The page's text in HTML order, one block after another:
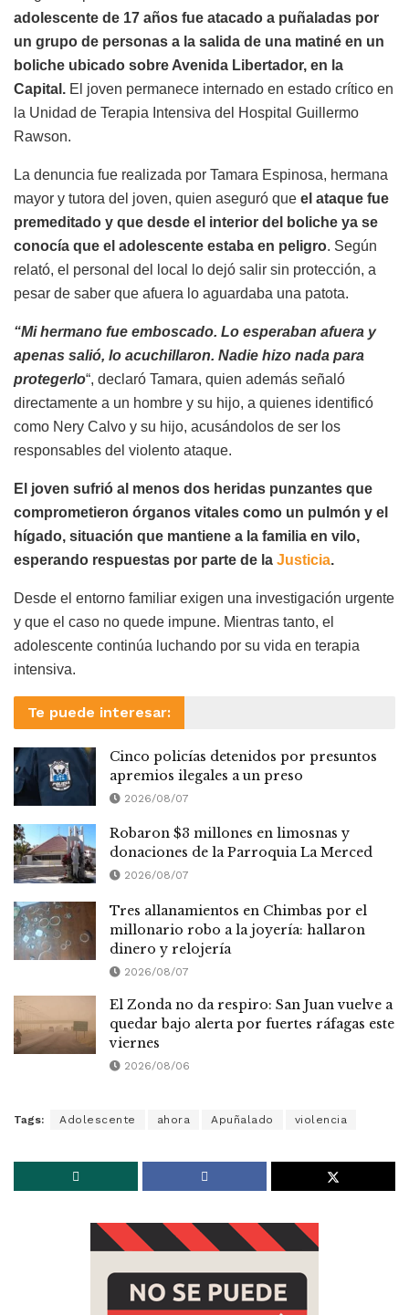
adolescente de 17 años fue atacado a puñaladas por
un grupo de personas a la salida de una matiné en un
boliche ubicado sobre Avenida Libertador, en la
Capital. El joven permanece internado en estado crítico en
la Unidad de Terapia Intensiva del Hospital Guillermo
Rawson.
La denuncia fue realizada por Tamara Espinosa, hermana
mayor y tutora del joven, quien aseguró que el ataque fue
premeditado y que desde el interior del boliche ya se
conocía que el adolescente estaba en peligro. Según
relató, el personal del local lo dejó salir sin protección, a
pesar de saber que afuera lo aguardaba una patota.
“Mi hermano fue emboscado. Lo esperaban afuera y
apenas salió, lo acuchillaron. Nadie hizo nada para
protegerlo“, declaró Tamara, quien además señaló
directamente a un hombre y su hijo, a quienes identificó
como Nery Calvo y su hijo, acusándolos de ser los
responsables del violento ataque.
El joven sufrió al menos dos heridas punzantes que
comprometieron órganos vitales como un pulmón y el
hígado, situación que mantiene a la familia en vilo,
esperando respuestas por parte de la Justicia.
Desde el entorno familiar exigen una investigación urgente
y que el caso no quede impune. Mientras tanto, el
adolescente continúa luchando por su vida en terapia
intensiva.
Te puede interesar:
Cinco policías detenidos por presuntos
apremios ilegales a un preso
2026/08/07
Robaron $3 millones en limosnas y
donaciones de la Parroquia La Merced
2026/08/07
Tres allanamientos en Chimbas por el
millonario robo a la joyería: hallaron
dinero y relojería
2026/08/07
El Zonda no da respiro: San Juan vuelve a
quedar bajo alerta por fuertes ráfagas este
viernes
2026/08/06
Tags: Adolescente ahora Apuñalado violencia